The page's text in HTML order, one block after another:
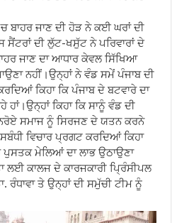
ਬਾਹਰ ਜਾਣ ਦੀ ਹੋੜ ਨੇ ਕਈ ਘਰਾਂ ਦੀ
ਦੀ ਲੁੱਟ-ਖਸੁੱਟ ਨੇ ਪਰਿਵਾਰਾਂ ਦੇ
ਜਾਣ ਦਾ ਆਧਾਰ ਕੇਵਲ ਸਿੱਖਿਆ
ਨਹੀਂ।ਉਨ੍ਹਾਂ ਨੇ ਵੰਡ ਸਮੇਂ ਪੰਜਾਬ ਦੀ
ਕਿਹਾ ਕਿ ਪੰਜਾਬ ਦੇ ਬਟਵਾਰੇ ਦਾ
ਕਿਹਾ ਕਿ ਸਾਨੂੰ ਵੰਡ ਦੀ
ਸਮਾਜ ਨੂੰ ਸਿਰਜਣ ਦੇ ਯਤਨ ਕਰਨੇ
ਵਿਚਾਰ ਪ੍ਰਗਟ ਕਰਦਿਆਂ ਕਿਹਾ
ਮੇਲਿਆਂ ਦਾ ਲਾਭ ਉਠਾਉਣਾ
ਲਈ ਕਾਲਜ ਦੇ ਕਾਰਜਕਾਰੀ ਪ੍ਰਿੰਸੀਪਲ
ਰੰਧਾਵਾ ਤੇ ਉਨ੍ਹਾਂ ਦੀ ਸਮੁੱਚੀ ਟੀਮ ਨੂੰ